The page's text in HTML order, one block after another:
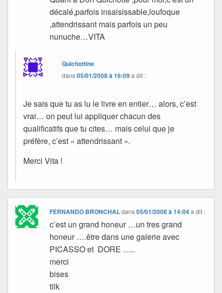
décalé,parfois insaisissable,loufoque
,attendrissant mais parfois un peu
nunuche…VITA
Quichottine
dans05/01/2008 à 16:09a dit :
Je sais que tu as lu le livre en entier… alors, c’est
vrai… on peut lui appliquer chacun des
qualificatifs que tu cites… mais celui que je
préfère, c’est « attendrissant ».
Merci Vita !
FERNANDO BRONCHALdans05/01/2008 à 14:04 a dit :
c’est un grand honeur …un tres grand
honeur ….être dans une galerie avec
PICASSO et DORE …..
merci
bises
tilk